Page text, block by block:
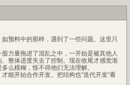
料中的那样，遇到了一些问题。这里只
量拖进了混乱之中，一开始是被其他人
整体进度失去了控制。现在收尾才感觉渐
么模糊，怪不得他们无法理解。
开始合作开发。把结构也“迭代开发”看